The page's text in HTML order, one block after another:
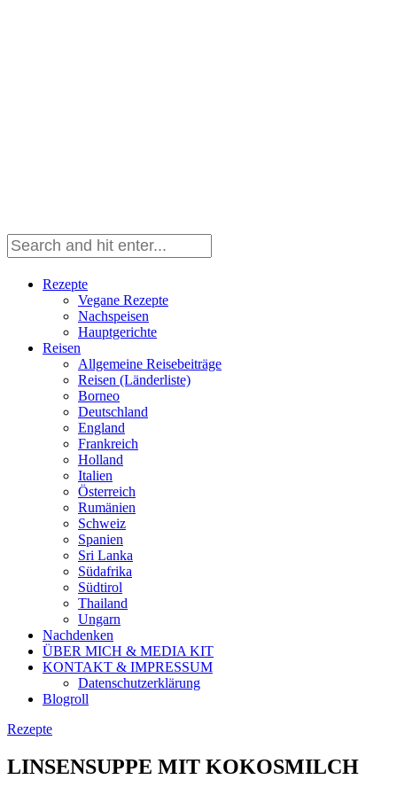
Rezepte
Vegane Rezepte
Nachspeisen
Hauptgerichte
Reisen
Allgemeine Reisebeiträge
Reisen (Länderliste)
Borneo
Deutschland
England
Frankreich
Holland
Italien
Österreich
Rumänien
Schweiz
Spanien
Sri Lanka
Südafrika
Südtirol
Thailand
Ungarn
Nachdenken
ÜBER MICH & MEDIA KIT
KONTAKT & IMPRESSUM
Datenschutzerklärung
Blogroll
Rezepte
LINSENSUPPE MIT KOKOSMILCH